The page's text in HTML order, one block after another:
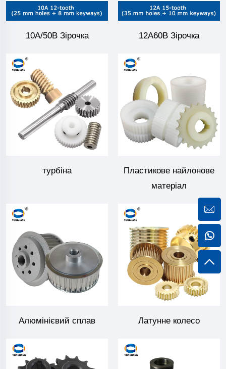
10A/50B Зірочка 12A60B Зірочка
турбіна
Пластикове найлонове
матеріал
Алюмінієвий сплав Латунне колесо